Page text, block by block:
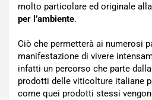
molto particolare ed originale
per l’ambiente.
Ciò che permetterà ai numerosi
manifestazione di vivere
infatti un percorso che parte
prodotti delle viticolture italiane
come quei prodotti stessi